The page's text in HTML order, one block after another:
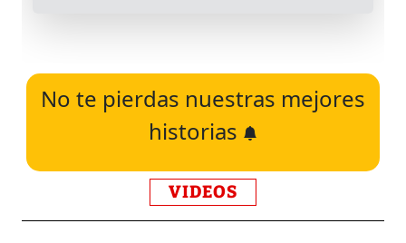
No te pierdas nuestras mejores
historias
VIDEOS